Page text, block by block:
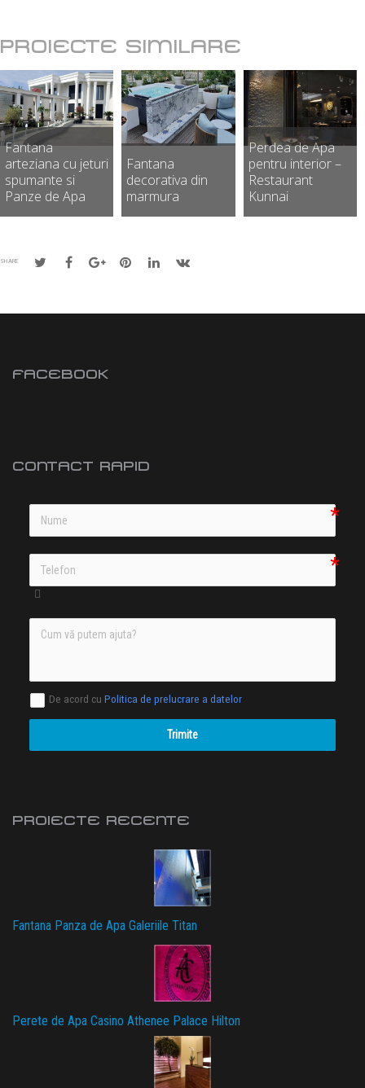
PROIECTE SIMILARE
Fantana
arteziana cu jeturi
spumante si
Panze de Apa
Fantana
decorativa din
marmura
Perdea de Apa
pentru interior –
Restaurant
Kunnai
SHARE
FACEBOOK
CONTACT RAPID
De acord cu Politica de prelucrare a datelor
Trimite
PROIECTE RECENTE
Fantana Panza de Apa Galeriile Titan
Perete de Apa Casino Athenee Palace Hilton